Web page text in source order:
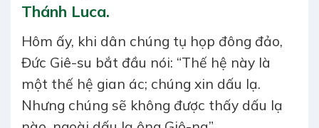
Thánh Luca.
Hôm ấy, khi dân chúng tụ họp đông đảo,
Đức Giê-su bắt đầu nói: “Thế hệ này là
một thế hệ gian ác; chúng xin dấu lạ.
Nhưng chúng sẽ không được thấy dấu lạ